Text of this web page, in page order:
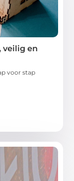
veilig en
voor stap